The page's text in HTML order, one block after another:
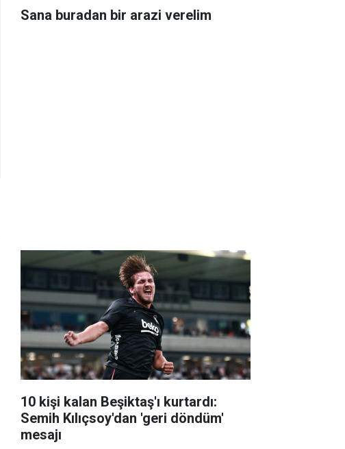
Sana buradan bir arazi verelim
10 kişi kalan Beşiktaş'ı kurtardı:
Semih Kılıçsoy'dan 'geri döndüm'
mesajı